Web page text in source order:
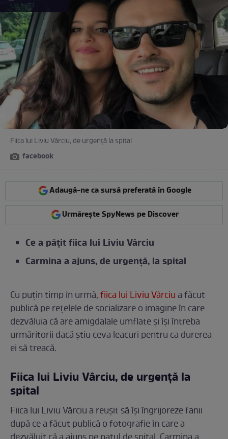
Fiica lui Liviu Vârciu, de urgență la spital
facebook
Adaugă-ne ca sursă preferată în Google
Urmărește SpyNews pe Discover
Ce a pățit fiica lui Liviu Vârciu
Carmina a ajuns, de urgență, la spital
Cu puțin timp în urmă,fiica lui Liviu Vârciua făcut
publică pe rețelele de socializare o imagine în care
dezvăluia că are amigdalale umflate și își întreba
urmăritorii dacă știu ceva leacuri pentru ca durerea
ei să treacă.
Fiica lui Liviu Vârciu, de urgență la
spital
Fiica lui Liviu Vârciu a reușit să își îngrijoreze fanii
după ce a făcut publică o fotografie în care a